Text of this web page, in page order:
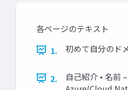
各ページのテキスト
1.
初めて自分のド
2.
自己紹介 • 名前